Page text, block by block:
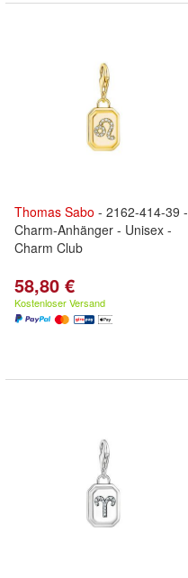
Thomas Sabo - 2162-414-39 -
Charm-Anhänger - Unisex -
Charm Club
58,80 €
Kostenloser Versand